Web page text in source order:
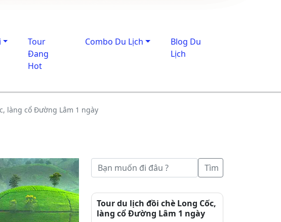
Tour
Đang
Hot
Combo Du Lịch
Blog Du
Lịch
làng cổ Đường Lâm 1 ngày
Tìm
Tour du lịch đồi chè Long Cốc,
làng cổ Đường Lâm 1 ngày